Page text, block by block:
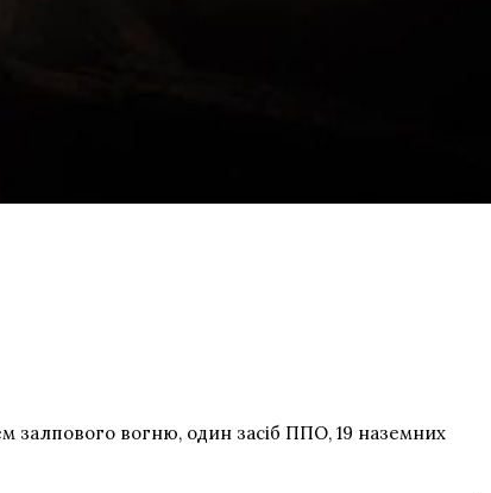
залпового вогню, один засіб ППО, 19 наземних